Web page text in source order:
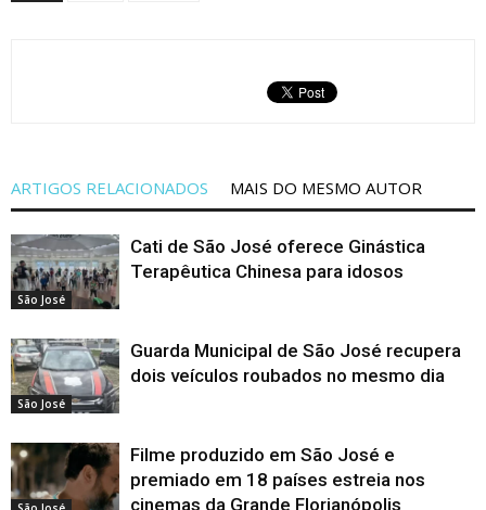
ARTIGOS RELACIONADOS MAIS DO MESMO AUTOR
São José
Cati de São José oferece Ginástica
Terapêutica Chinesa para idosos
São José
Guarda Municipal de São José recupera
dois veículos roubados no mesmo dia
Filme produzido em São José e
premiado em 18 países estreia nos
cinemas da Grande Florianópolis